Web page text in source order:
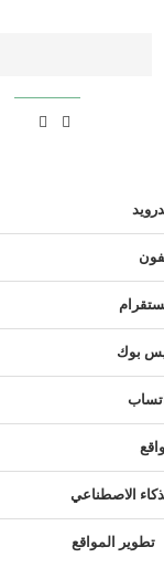
بوك
الاصطناعي
تطوير المواقع